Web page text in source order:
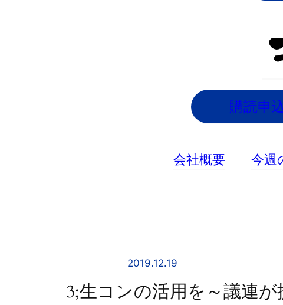
購読申
会社概要 今週
2019.12.19
3;生コンの活用を～議連が